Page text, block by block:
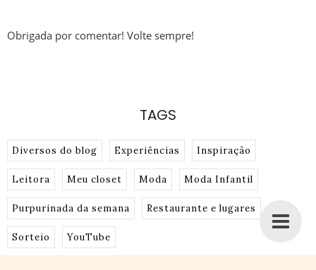
Obrigada por comentar! Volte sempre!
TAGS
Diversos do blog Experiências Inspiração
Leitora Meu closet Moda Moda Infantil
Purpurinada da semana Restaurante e lugares
Sorteio YouTube